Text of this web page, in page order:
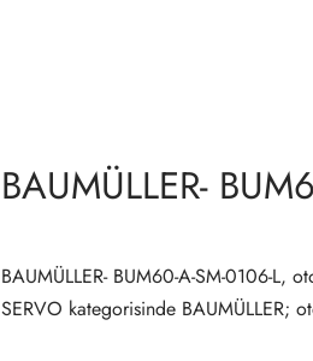
BAUMÜLLER-
BAUMÜLLER- BUM60-A-SM-0106-L,
SERVO kategorisinde BAUMÜLLER;